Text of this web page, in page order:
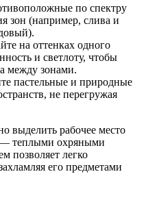
по спектру
зон (например, слива и
на оттенках одного
и светлоту, чтобы
между зонами.
пастельные и природные
не перегружая
выделить рабочее место
теплыми охряными
позволяет легко
его предметами